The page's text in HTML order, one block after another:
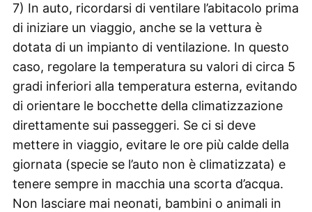
7) In auto, ricordarsi di ventilare l’abitacolo prima
di iniziare un viaggio, anche se la vettura è
dotata di un impianto di ventilazione. In questo
caso, regolare la temperatura su valori di circa 5
gradi inferiori alla temperatura esterna, evitando
di orientare le bocchette della climatizzazione
direttamente sui passeggeri. Se ci si deve
mettere in viaggio, evitare le ore più calde della
giornata (specie se l’auto non è climatizzata) e
tenere sempre in macchia una scorta d’acqua.
Non lasciare mai neonati, bambini o animali in